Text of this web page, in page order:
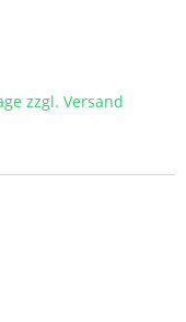
zzgl. Versand